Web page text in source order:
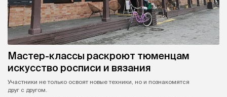
Мастер-классы раскроют тюменцам
искусство росписи и вязания
Участники не только освоят новые техники, но и познакомятся
друг с другом.